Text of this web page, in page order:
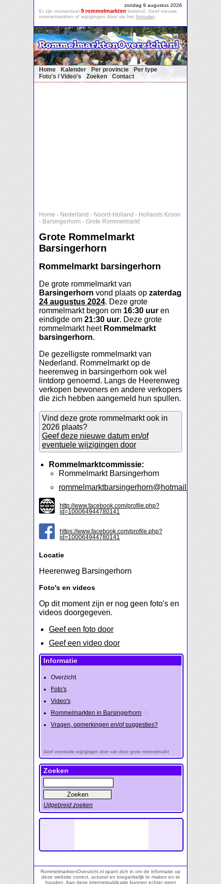
zondag 9 augustus 2026
Er zijn momenteel 9 rommelmarkten bekend. Geef nieuwe
rommelmarkten of wijzigingen door via het formulier.
Home Kalender Per provincie
Per type
Foto's / Video's
Zoeken Contact
Home - Nederland - Noord-Holland - Hollands Kroon
- Barsingerhorn - Grote Rommelmarkt
Grote Rommelmarkt
Barsingerhorn
Rommelmarkt barsingerhorn
De grote rommelmarkt van
Barsingerhorn vond plaats op zaterdag
24 augustus 2024. Deze grote
rommelmarkt begon om 16:30 uur en
eindigde om 21:30 uur. Deze grote
rommelmarkt heet Rommelmarkt
barsingerhorn.
De gezelligste rommelmarkt van
Nederland. Rommelmarkt op de
heerenweg in barsingerhorn ook wel
lintdorp genoemd. Langs de Heerenweg
verkopen bewoners en andere verkopers
die zich hebben aangemeld hun spullen.
Vind deze grote rommelmarkt ook in
2026 plaats?
Geef deze nieuwe datum en/of
eventuele wijzigingen door
Rommelmarktcommissie:
Rommelmarkt Barsingerhorn
rommelmarktbarsingerhorn@hotmail.com
http://www.facebook.com/profile.php?
id=100064944780141
https://www.facebook.com/profile.php?
id=100064944780141
Locatie
Heerenweg Barsingerhorn
Foto's en videos
Op dit moment zijn er nog geen foto's en
videos doorgegeven.
Geef een foto door
Geef een video door
Informatie
Overzicht
Foto's
Video's
Rommelmarkten in Barsingerhorn (2)
Vragen, opmerkingen en/of suggesties?
Geef eventuele wijzigingen door van deze grote rommelmarkt
Zoeken
Uitgebreid zoeken
RommelmarktenOverzicht.nl spant zich in om de informatie op
deze website correct, actueel en toegankelijk te maken en te
houden. Aan deze internetpublicatie kunnen echter geen